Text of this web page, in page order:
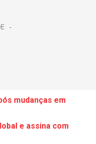
mudanças em
e assina com